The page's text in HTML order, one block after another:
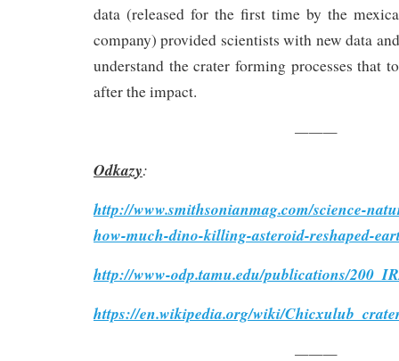
data (released for the first time by the
company) provided scientists with new data
understand the crater forming processes that
after the impact.
———
Odkazy:
http://www.smithsonianmag.com/science-
how-much-dino-killing-asteroid-reshaped-
http://www-odp.tamu.edu/publications/
https://en.wikipedia.org/wiki/
———